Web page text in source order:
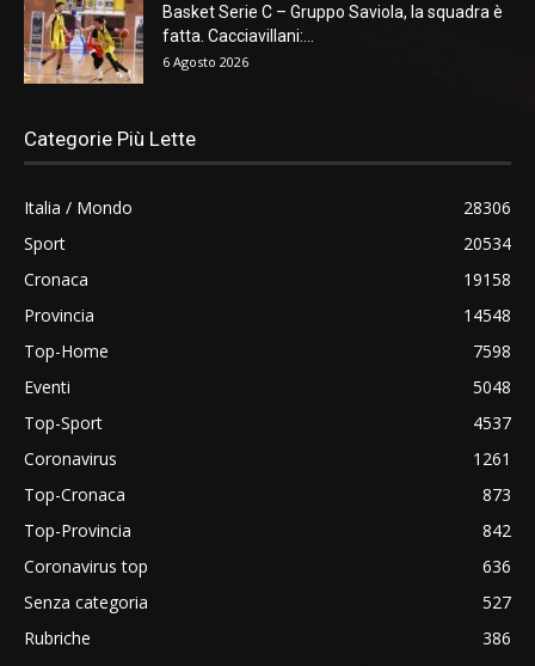
Basket Serie C – Gruppo Saviola, la squadra è
fatta. Cacciavillani:...
6 Agosto 2026
Categorie Più Lette
Italia / Mondo
28306
Sport
20534
Cronaca
19158
Provincia
14548
Top-Home
7598
Eventi
5048
Top-Sport
4537
Coronavirus
1261
Top-Cronaca
873
Top-Provincia
842
Coronavirus top
636
Senza categoria
527
Rubriche
386